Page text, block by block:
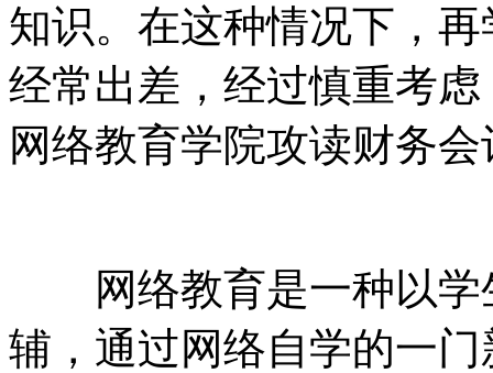
知识。在这种情况下，
经常出差，经过慎重考
网络教育学院攻读财务
网络教育是一种以学
辅，通过网络自学的一